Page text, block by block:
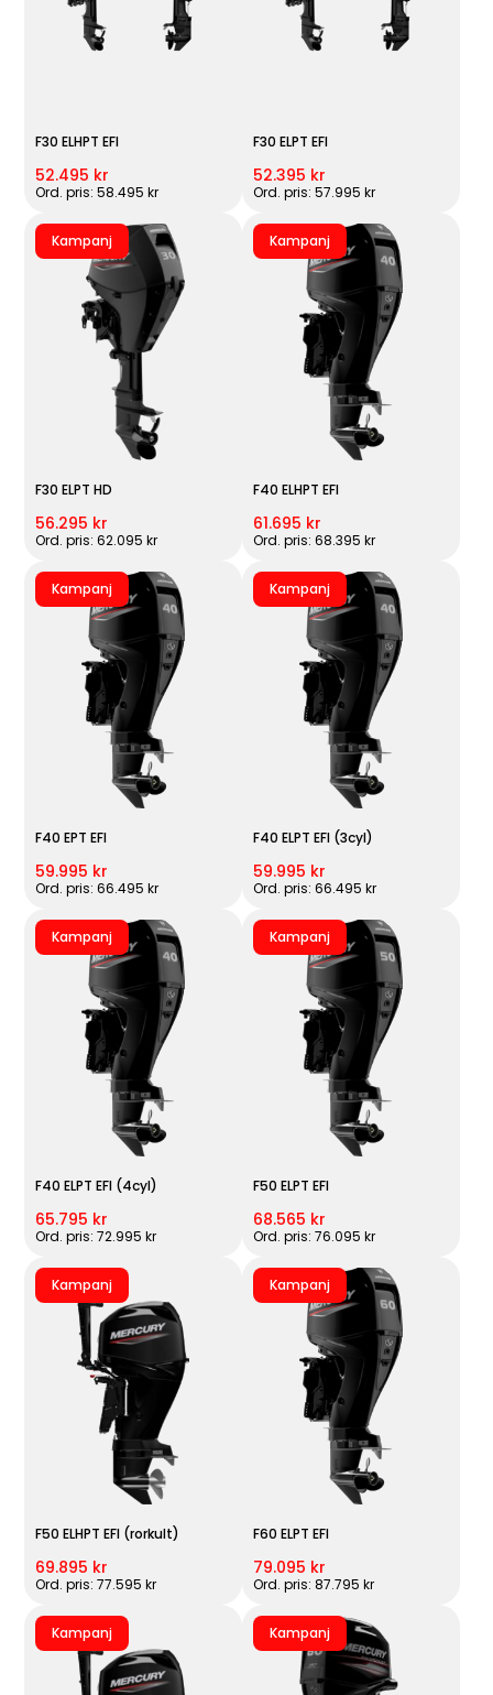
F30 ELHPT EFI
52.495 kr
Ord. pris: 58.495 kr
F30 ELPT EFI
52.395 kr
Ord. pris: 57.995 kr
Kampanj
F30 ELPT HD
56.295 kr
Ord. pris: 62.095 kr
Kampanj
F40 ELHPT EFI
61.695 kr
Ord. pris: 68.395 kr
Kampanj
F40 EPT EFI
59.995 kr
Ord. pris: 66.495 kr
Kampanj
F40 ELPT EFI (3cyl)
59.995 kr
Ord. pris: 66.495 kr
Kampanj
F40 ELPT EFI (4cyl)
65.795 kr
Ord. pris: 72.995 kr
Kampanj
F50 ELPT EFI
68.565 kr
Ord. pris: 76.095 kr
Kampanj
F50 ELHPT EFI (rorkult)
69.895 kr
Ord. pris: 77.595 kr
Kampanj
F60 ELPT EFI
79.095 kr
Ord. pris: 87.795 kr
Kampanj Kampanj